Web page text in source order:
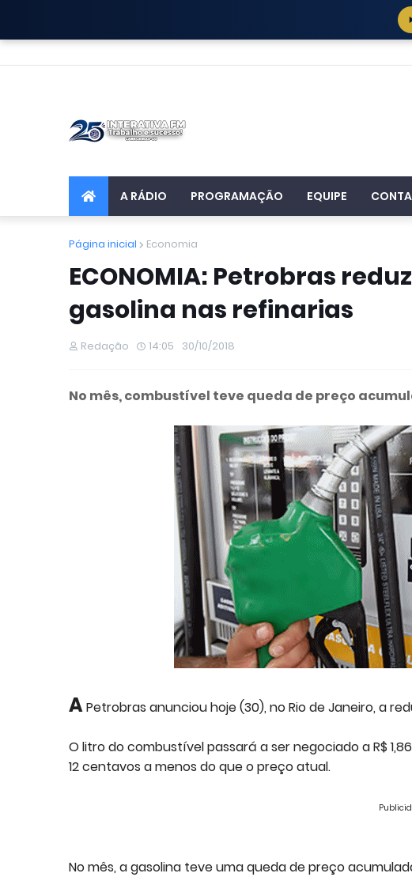
A RÁDIO PROGRAMAÇÃO EQUIPE
Página inicial Economia
ECONOMIA: Petrobras
gasolina nas refinarias
Redação 14:05 30/10/2018
No mês, combustível teve queda de preço
APetrobras anunciou hoje (30), no Rio de Janeiro, a
O litro do combustível passará a ser negociado a R$
12 centavos a menos do que o preço atual.
No mês, a gasolina teve uma queda de preço